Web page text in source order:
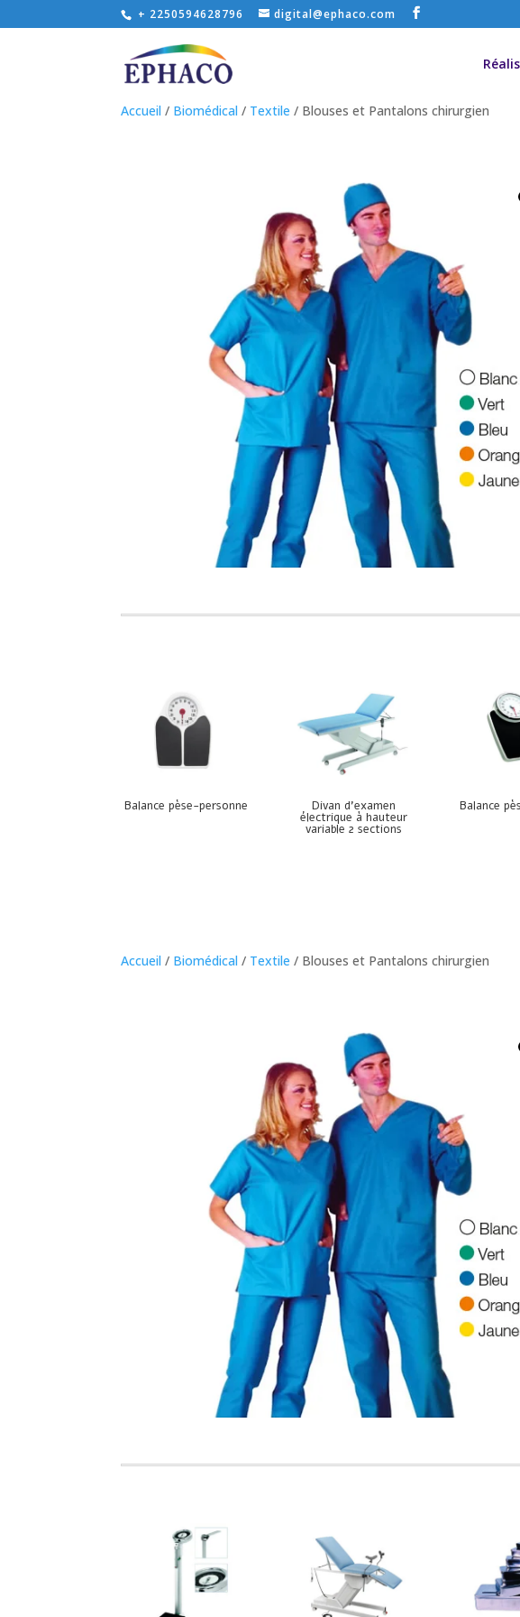
+ 2250594628796 digital@ephaco.com
Accueil / Biomédical / Textile / Blouses et Pantalons chirurgien
Balance pèse-personne Divan d’examen
électrique à hauteur
variable 2 sections
Balance
Accueil / Biomédical / Textile / Blouses et Pantalons chirurgien